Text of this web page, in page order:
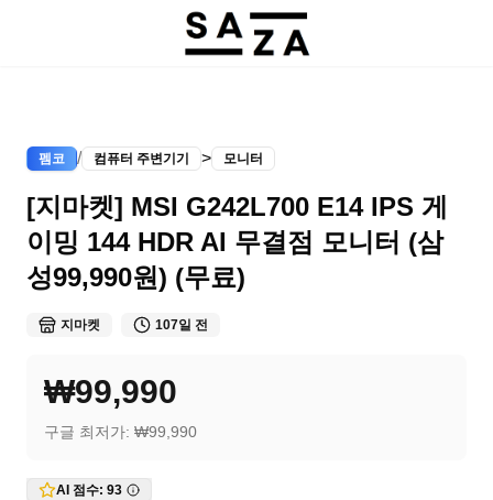
펨코 / 컴퓨터 주변기기 > 모니터
[지마켓] MSI G242L700 E14 IPS 게
이밍 144 HDR AI 무결점 모니터 (삼
성99,990원) (무료)
지마켓 107일 전
₩99,990
구글 최저가: ₩99,990
AI 점수: 93